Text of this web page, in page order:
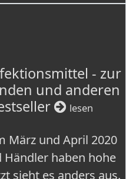
- zur
und anderen
lesen
März und April 2020
haben hohe
sieht es anders aus.